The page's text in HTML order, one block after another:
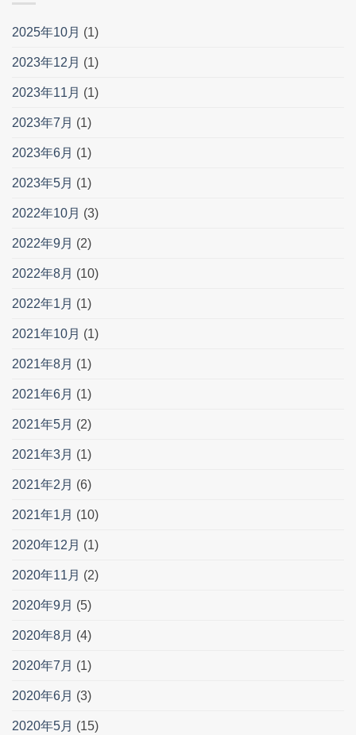
2025年10月 (1)
2023年12月 (1)
2023年11月 (1)
2023年7月 (1)
2023年6月 (1)
2023年5月 (1)
2022年10月 (3)
2022年9月 (2)
2022年8月 (10)
2022年1月 (1)
2021年10月 (1)
2021年8月 (1)
2021年6月 (1)
2021年5月 (2)
2021年3月 (1)
2021年2月 (6)
2021年1月 (10)
2020年12月 (1)
2020年11月 (2)
2020年9月 (5)
2020年8月 (4)
2020年7月 (1)
2020年6月 (3)
2020年5月 (15)